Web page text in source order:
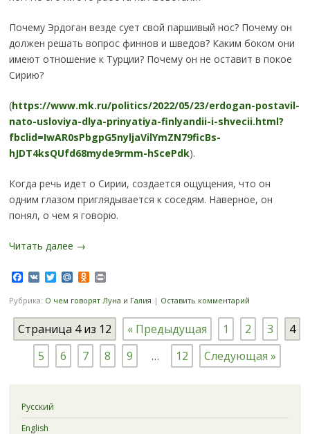
Почему Эрдоган везде сует свой паршивый нос? Почему он
должен решать вопрос финнов и шведов? Каким боком они
имеют отношение к Турции? Почему он не оставит в покое
Сирию?
(https://www.mk.ru/politics/2022/05/23/erdogan-postavil-
nato-usloviya-dlya-prinyatiya-finlyandii-i-shvecii.html?
fbclid=IwAR0sPbgpG5nyljaVilYmZN79ficBs-
hJDT4ksQUfd68myde9rmm-hScePdk).
Когда речь идет о Сирии, создается ощущения, что он
одним глазом приглядывается к соседям. Наверное, он
понял, о чем я говорю.
Читать далее →
Facebook
VKTwitterMail.RuOdnoklassniki
Print
Рубрика: О чем говорят Луна и Галия | Оставить комментарий
Страница 4 из 12 « Предыдущая 1 2 3
4
5
6 7 8 9 … 12 Следующая »
Русский
English